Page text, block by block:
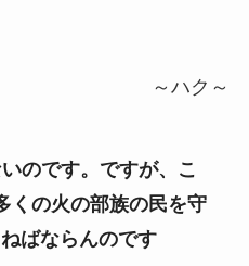
～ハク～
のです。ですが、こ
くの火の部族の民を守
ばならんのです